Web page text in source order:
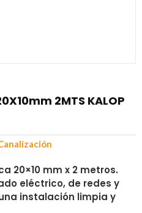
2MTS KALOP
20×10 mm x 2 metros.
eléctrico, de redes y
instalación limpia y